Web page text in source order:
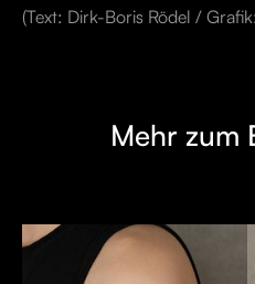
(Text: Dirk-Boris Rödel /
Mehr zum